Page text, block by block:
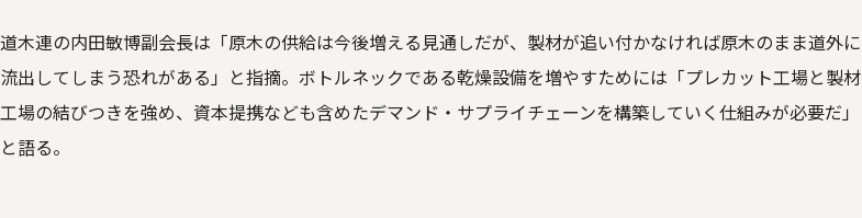
道木連の内田敏博副会長は「原木の供給は今後増える見通しだが、製材が追い付かなければ原木のまま道外に
流出してしまう恐れがある」と指摘。ボトルネックである乾燥設備を増やすためには「プレカット工場と製材
工場の結びつきを強め、資本提携なども含めたデマンド・サプライチェーンを構築していく仕組みが必要だ」
と語る。